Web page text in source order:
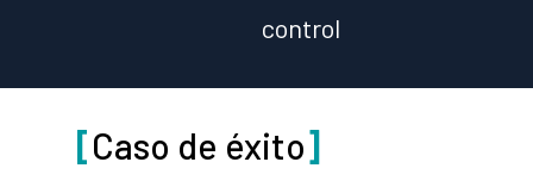
control
[Caso de éxito]